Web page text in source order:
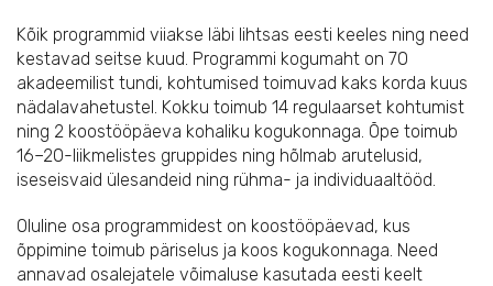
Kõik programmid viiakse läbi lihtsas eesti keeles ning need
kestavad seitse kuud. Programmi kogumaht on 70
akadeemilist tundi, kohtumised toimuvad kaks korda kuus
nädalavahetustel. Kokku toimub 14 regulaarset kohtumist
ning 2 koostööpäeva kohaliku kogukonnaga. Õpe toimub
16–20-liikmelistes gruppides ning hõlmab arutelusid,
iseseisvaid ülesandeid ning rühma- ja individuaaltööd.
Oluline osa programmidest on koostööpäevad, kus
õppimine toimub päriselus ja koos kogukonnaga. Need
annavad osalejatele võimaluse kasutada eesti keelt